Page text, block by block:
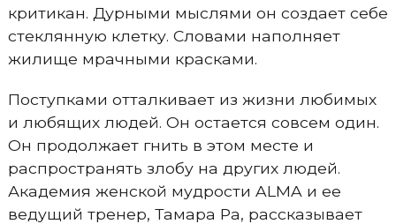
критикан. Дурными мыслями он создает себе
стеклянную клетку. Словами наполняет
жилище мрачными красками.
Поступками отталкивает из жизни любимых
и любящих людей. Он остается совсем один.
Он продолжает гнить в этом месте и
распространять злобу на других людей.
Академия женской мудрости ALMA и ее
ведущий тренер, Тамара Ра, рассказывает